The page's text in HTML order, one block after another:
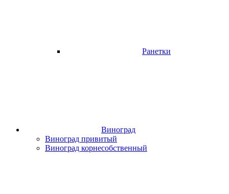
Ранетки
Виноград
Виноград привитый
Виноград корнесобственный